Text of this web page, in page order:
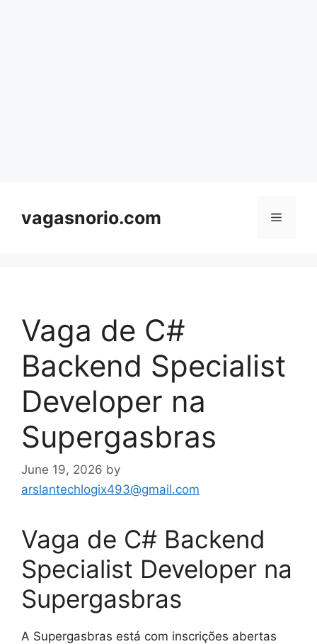
vagasnorio.com Menu
Vaga de C#
Backend Specialist
Developer na
Supergasbras
June 19, 2026 by
arslantechlogix493@gmail.com
Vaga de C# Backend
Specialist Developer na
Supergasbras
A Supergasbras está com inscrições abertas